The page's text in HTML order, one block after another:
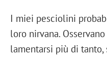
I miei pesciolini
loro nirvana.
lamentarsi più di